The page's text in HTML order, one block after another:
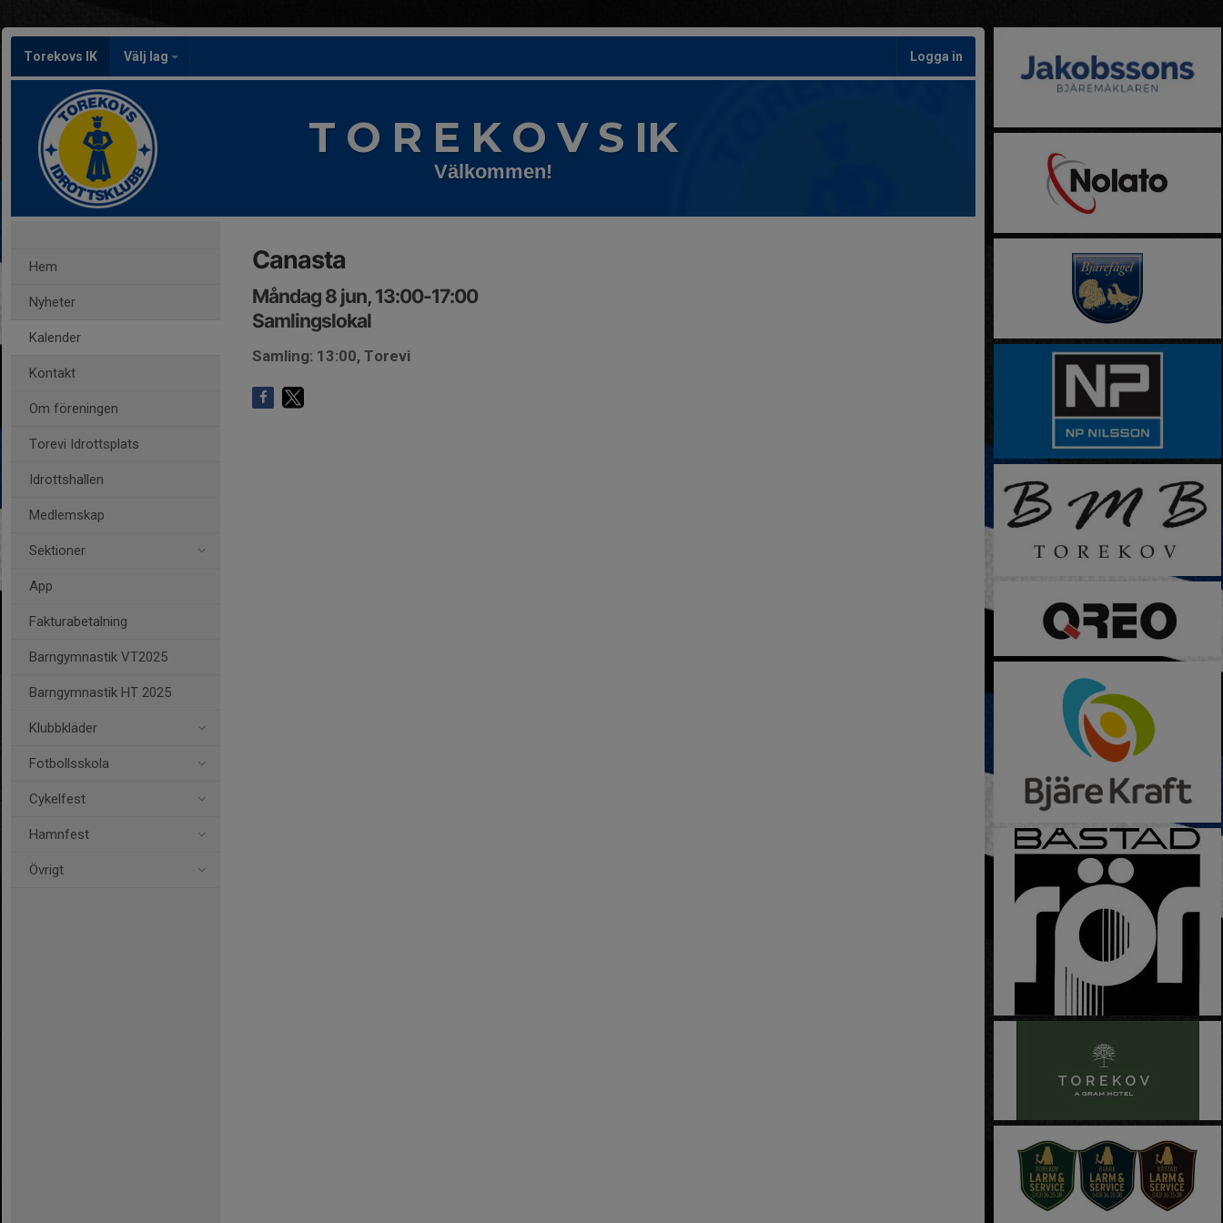
Torekovs IK Välj lag Logga in
T O R E K O V S IK
Välkommen!
Hem
Nyheter
Kalender
Kontakt
Om föreningen
Torevi Idrottsplats
Idrottshallen
Medlemskap
Sektioner
App
Fakturabetalning
Barngymnastik VT2025
Barngymnastik HT 2025
Klubbkläder
Fotbollsskola
Cykelfest
Hamnfest
Övrigt
Canasta
Måndag 8 jun, 13:00-17:00
Samlingslokal
Samling: 13:00, Torevi